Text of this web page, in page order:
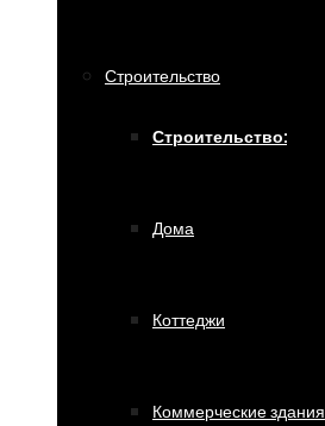
Строительство
Строительство:
Дома
Коттеджи
Коммерческие здания